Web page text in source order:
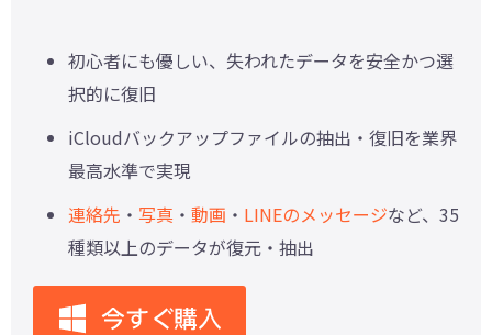
初心者にも優しい、失われたデータを安全かつ選
択的に復旧
iCloudバックアップファイルの抽出・復旧を業界
最高水準で実現
連絡先 ・ 写真 ・ 動画 ・ LINEのメッセージなど、35
種類以上のデータが復元・抽出